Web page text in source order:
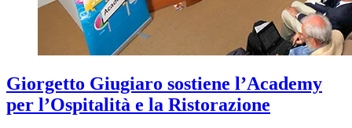
Giorgetto Giugiaro sostiene l’Academy
per l’Ospitalità e la Ristorazione